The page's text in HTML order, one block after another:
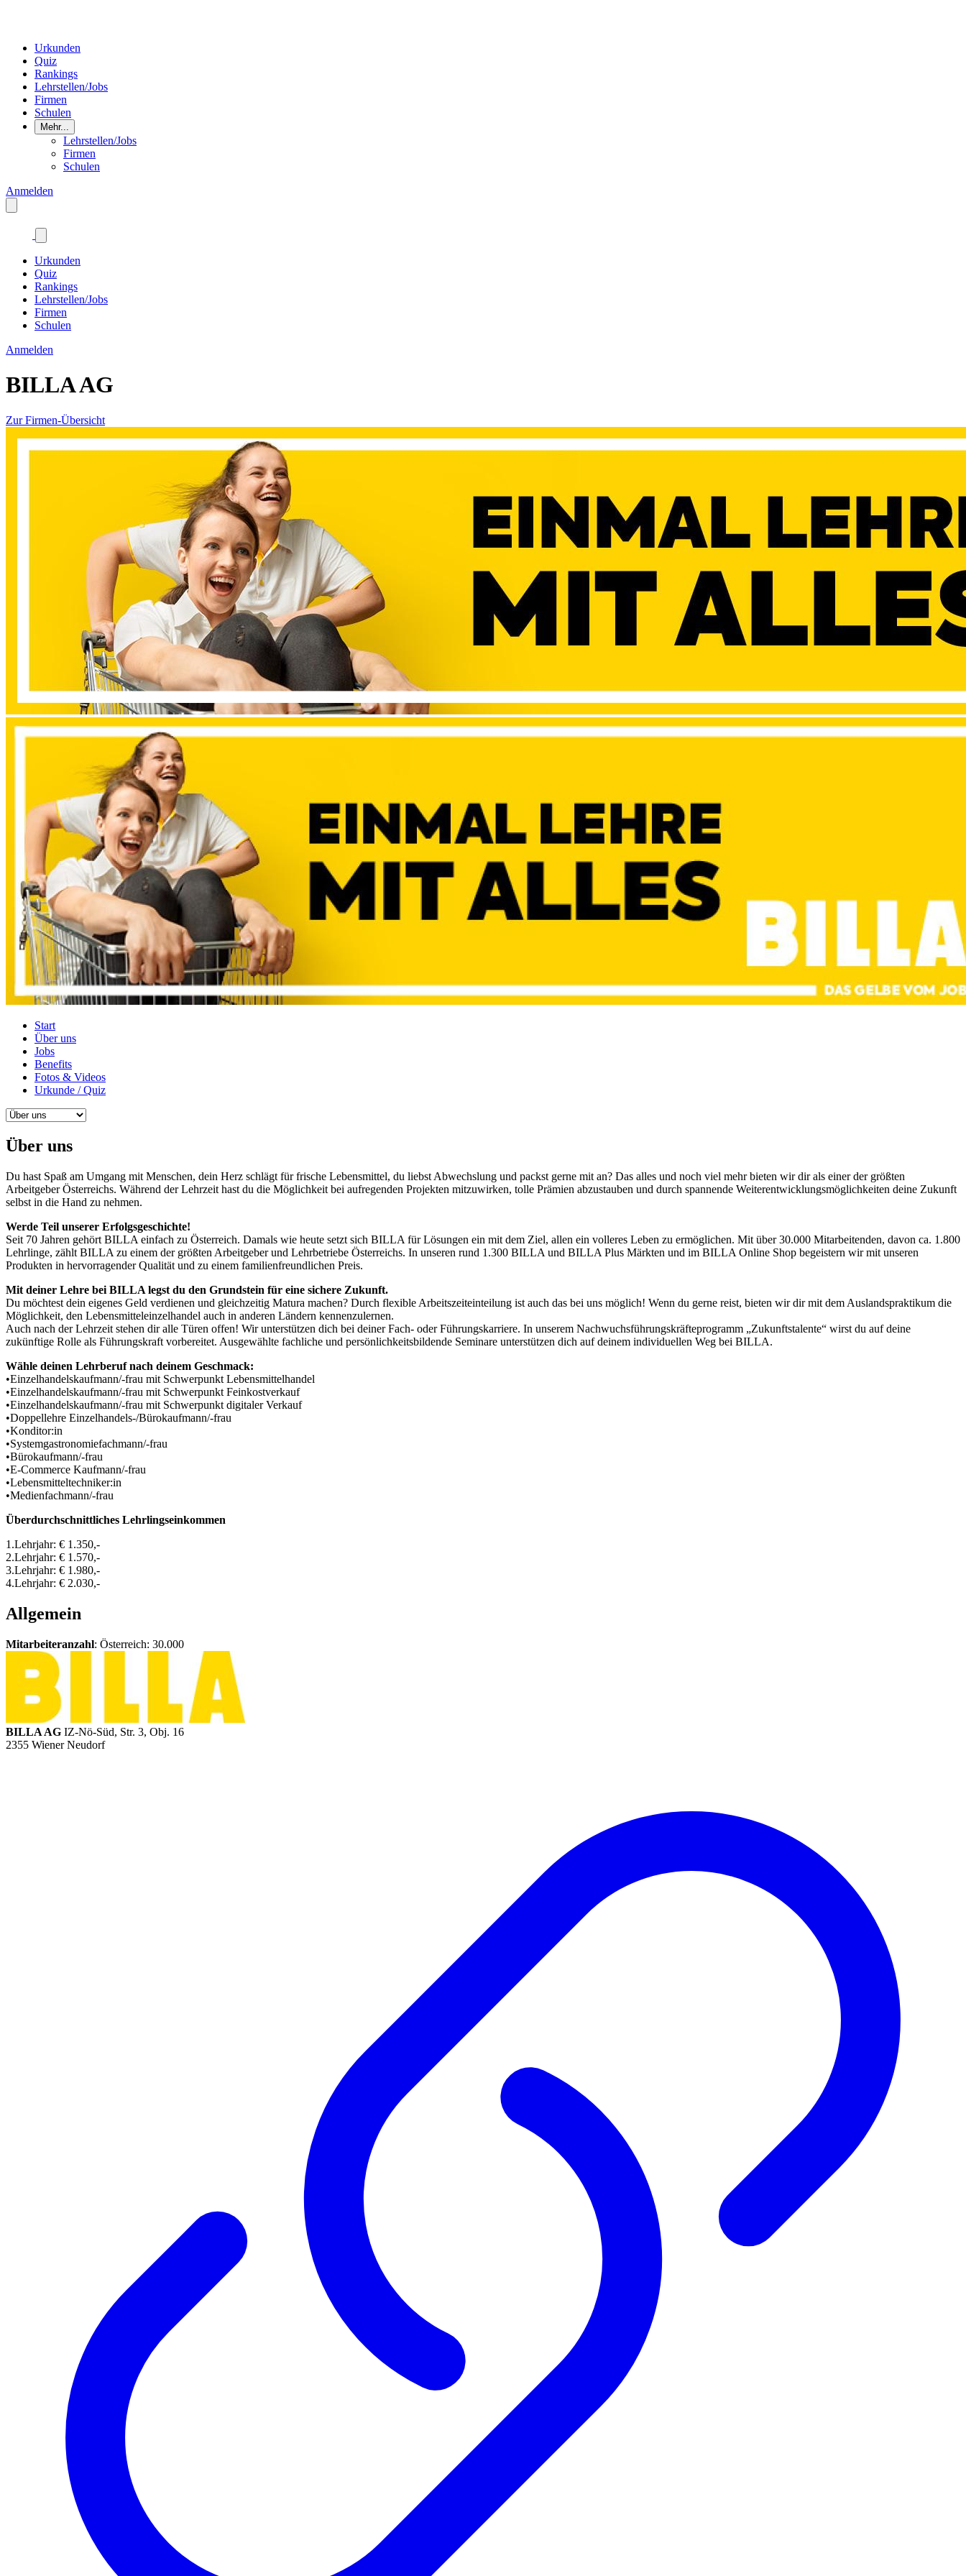
Urkunden
Quiz
Rankings
Lehrstellen/Jobs
Firmen
Schulen
Mehr...
Lehrstellen/Jobs
Firmen
Schulen
Anmelden
Urkunden
Quiz
Rankings
Lehrstellen/Jobs
Firmen
Schulen
Anmelden
BILLA AG
Zur Firmen-Übersicht
Start
Über uns
Jobs
Benefits
Fotos & Videos
Urkunde / Quiz
Über uns
Du hast Spaß am Umgang mit Menschen, dein Herz schlägt für frische Lebensmittel, du liebst Abwechslung und packst gerne mit an? Das alles und noch viel mehr bieten wir dir als einer der größten
Arbeitgeber Österreichs. Während der Lehrzeit hast du die Möglichkeit bei aufregenden Projekten mitzuwirken, tolle Prämien abzustauben und durch spannende Weiterentwicklungsmöglichkeiten deine Zukunft
selbst in die Hand zu nehmen.
Werde Teil unserer Erfolgsgeschichte!
Seit 70 Jahren gehört BILLA einfach zu Österreich. Damals wie heute setzt sich BILLA für Lösungen ein mit dem Ziel, allen ein volleres Leben zu ermöglichen. Mit über 30.000 Mitarbeitenden, davon ca. 1.800
Lehrlinge, zählt BILLA zu einem der größten Arbeitgeber und Lehrbetriebe Österreichs. In unseren rund 1.300 BILLA und BILLA Plus Märkten und im BILLA Online Shop begeistern wir mit unseren
Produkten in hervorragender Qualität und zu einem familienfreundlichen Preis.
Mit deiner Lehre bei BILLA legst du den Grundstein für eine sichere Zukunft.
Du möchtest dein eigenes Geld verdienen und gleichzeitig Matura machen? Durch flexible Arbeitszeiteinteilung ist auch das bei uns möglich! Wenn du gerne reist, bieten wir dir mit dem Auslandspraktikum die
Möglichkeit, den Lebensmitteleinzelhandel auch in anderen Ländern kennenzulernen.
Auch nach der Lehrzeit stehen dir alle Türen offen! Wir unterstützen dich bei deiner Fach- oder Führungskarriere. In unserem Nachwuchsführungskräfteprogramm „Zukunftstalente“ wirst du auf deine
zukünftige Rolle als Führungskraft vorbereitet. Ausgewählte fachliche und persönlichkeitsbildende Seminare unterstützen dich auf deinem individuellen Weg bei BILLA.
Wähle deinen Lehrberuf nach deinem Geschmack:
•Einzelhandelskaufmann/-frau mit Schwerpunkt Lebensmittelhandel
•Einzelhandelskaufmann/-frau mit Schwerpunkt Feinkostverkauf
•Einzelhandelskaufmann/-frau mit Schwerpunkt digitaler Verkauf
•Doppellehre Einzelhandels-/Bürokaufmann/-frau
•Konditor:in
•Systemgastronomiefachmann/-frau
•Bürokaufmann/-frau
•E-Commerce Kaufmann/-frau
•Lebensmitteltechniker:in
•Medienfachmann/-frau
Überdurchschnittliches Lehrlingseinkommen
1.Lehrjahr: € 1.350,-
2.Lehrjahr: € 1.570,-
3.Lehrjahr: € 1.980,-
4.Lehrjahr: € 2.030,-
Allgemein
Mitarbeiteranzahl: Österreich: 30.000
BILLA AG IZ-Nö-Süd, Str. 3, Obj. 16
2355 Wiener Neudorf